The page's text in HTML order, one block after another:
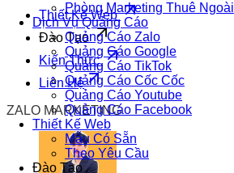
Phòng Marketing Thuê Ngoài
Dịch Vụ Quảng Cáo
Quảng Cáo Zalo
Quảng Cáo Google
Quảng Cáo TikTok
Quảng Cáo Cốc Cốc
Quảng Cáo Youtube
Quảng Cáo Facebook
Thiết Kế Web
Mẫu Có Sẵn
Theo Yêu Cầu
Đào Tạo
Thiết Kế Web
Đào Tạo
Kiến Thức
Liên Hệ
ZALO MARKETING